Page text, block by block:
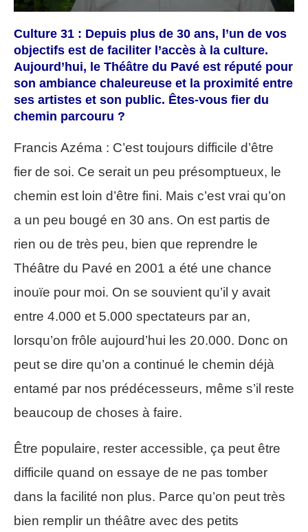
Culture 31 : Depuis plus de 30 ans, l’un de vos
objectifs est de faciliter l’accès à la culture.
Aujourd’hui, le Théâtre du Pavé est réputé pour
son ambiance chaleureuse et la proximité entre
ses artistes et son public. Êtes-vous fier du
chemin parcouru ?
Francis Azéma : C’est toujours difficile d’être
fier de soi. Ce serait un peu présomptueux, le
chemin est loin d’être fini. Mais c’est vrai qu’on
a un peu bougé en 30 ans. On est partis de
rien ou de très peu, bien que reprendre le
Théâtre du Pavé en 2001 a été une chance
inouïe pour moi. On se souvient qu’il y avait
entre 4.000 et 5.000 spectateurs par an,
lorsqu’on frôle aujourd’hui les 20.000. Donc on
peut se dire qu’on a continué le chemin déjà
entamé par nos prédécesseurs, même s’il reste
beaucoup de choses à faire.
Être populaire, rester accessible, ça peut être
difficile quand on essaye de ne pas tomber
dans la facilité non plus. Parce qu’on peut très
bien remplir un théâtre avec des petits